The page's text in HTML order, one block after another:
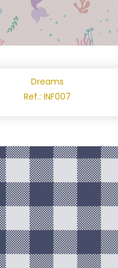
Dreams
Ref.: INF007